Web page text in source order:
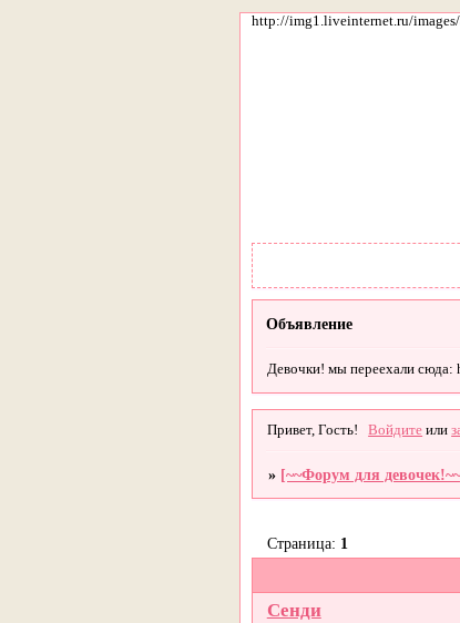
http://img1.liveinternet.ru/
Объявление
Девочки! мы переехали
Привет, Гость! Войдите или
» [~~Форум для
Страница: 1
Сенди